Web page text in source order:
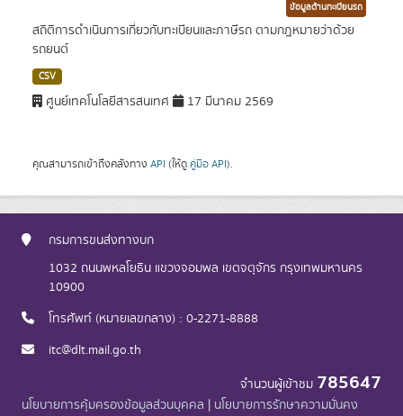
ข้อมูลด้านทะเบียนรถ
สถิติการดำเนินการเกี่ยวกับทะเบียนและภาษีรถ ตามกฎหมายว่าด้วย
รถยนต์
CSV
ศูนย์เทคโนโลยีสารสนเทศ 17 มีนาคม 2569
คุณสามารถเข้าถึงคลังทาง API (ให้ดู คู่มือ API).
กรมการขนส่งทางบก
1032 ถนนพหลโยธิน แขวงจอมพล เขตจตุจักร กรุงเทพมหานคร
10900
โทรศัพท์ (หมายเลขกลาง) : 0-2271-8888
itc@dlt.mail.go.th
จำนวนผู้เข้าชม 785647
นโยบายการคุ้มครองข้อมูลส่วนบุคคล | นโยบายการรักษาความมั่นคง